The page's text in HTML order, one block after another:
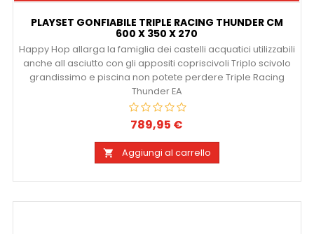
PLAYSET GONFIABILE TRIPLE RACING THUNDER CM
600 X 350 X 270
Happy Hop allarga la famiglia dei castelli acquatici utilizzabili
anche all asciutto con gli appositi copriscivoli Triplo scivolo
grandissimo e piscina non potete perdere Triple Racing
Thunder EA
Prezzo
789,95 €
 Aggiungi al carrello